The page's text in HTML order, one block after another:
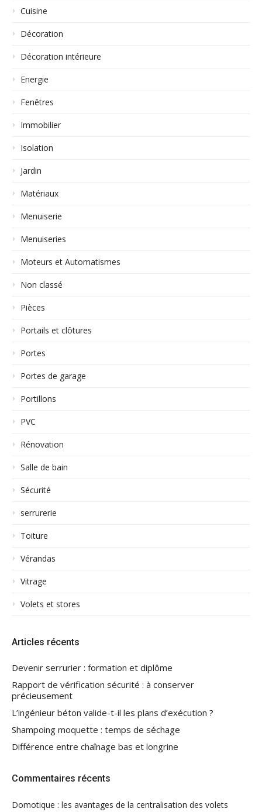
Cuisine
Décoration
Décoration intérieure
Energie
Fenêtres
Immobilier
Isolation
Jardin
Matériaux
Menuiserie
Menuiseries
Moteurs et Automatismes
Non classé
Pièces
Portails et clôtures
Portes
Portes de garage
Portillons
PVC
Rénovation
Salle de bain
Sécurité
serrurerie
Toiture
Vérandas
Vitrage
Volets et stores
Articles récents
Devenir serrurier : formation et diplôme
Rapport de vérification sécurité : à conserver
précieusement
L’ingénieur béton valide-t-il les plans d’exécution ?
Shampoing moquette : temps de séchage
Différence entre chaînage bas et longrine
Commentaires récents
Domotique : les avantages de la centralisation des volets